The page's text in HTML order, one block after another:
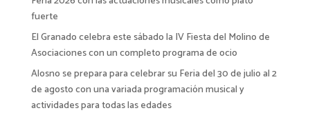
fuerte
El Granado celebra este sábado la IV Fiesta del Molino de
Asociaciones con un completo programa de ocio
Alosno se prepara para celebrar su Feria del 30 de julio al 2
de agosto con una variada programación musical y
actividades para todas las edades